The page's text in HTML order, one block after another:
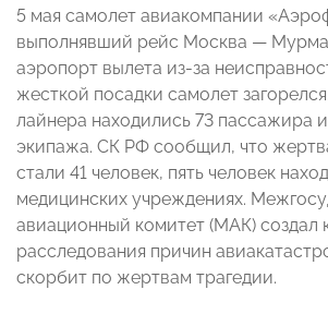
5 мая самолет авиакомпании
выполнявший рейс Москва —
аэропорт вылета из-за
жесткой посадки самолет
лайнера находились 73 пассажира и
экипажа. СК РФ сообщил, что
стали 41 человек, пять человек
медицинских учреждениях.
авиационный комитет (МАК) создал
расследования причин
скорбит по жертвам трагедии.